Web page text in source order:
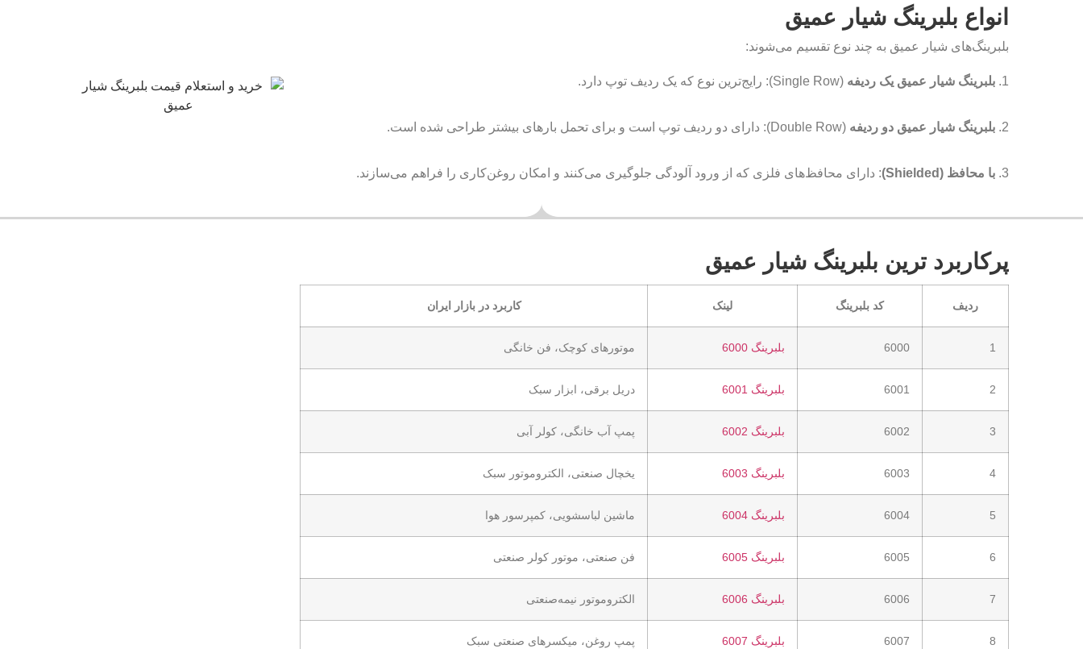
انواع بلبرینگ شیار عمیق
بلبرینگ‌های شیار عمیق به چند نوع تقسیم می‌شوند:
1. بلبرینگ شیار عمیق یک ردیفه (Single Row): رایج‌ترین نوع که یک ردیف توپ دارد.
2. بلبرینگ شیار عمیق دو ردیفه (Double Row): دارای دو ردیف توپ است و برای تحمل بارهای بیشتر طراحی شده است.
3. با محافظ (Shielded) : دارای محافظ‌های فلزی که از ورود آلودگی جلوگیری می‌کنند و امکان روغن‌کاری را فراهم می‌سازند.
پرکاربرد ترین بلبرینگ شیار عمیق
ردیف کد بلبرینگ لینک کاربرد در بازار ایران
1
6000 بلبرینگ 6000 موتورهای کوچک، فن خانگی
2
6001 بلبرینگ 6001 دریل برقی، ابزار سبک
3
6002 بلبرینگ 6002 پمپ آب خانگی، کولر آبی
4
6003 بلبرینگ 6003 یخچال صنعتی، الکتروموتور سبک
5
6004 بلبرینگ 6004 ماشین لباسشویی، کمپرسور هوا
6
6005 بلبرینگ 6005 فن صنعتی، موتور کولر صنعتی
7
6006 بلبرینگ 6006 الکتروموتور نیمه‌صنعتی
8
6007 بلبرینگ 6007 پمپ روغن، میکسرهای صنعتی سبک